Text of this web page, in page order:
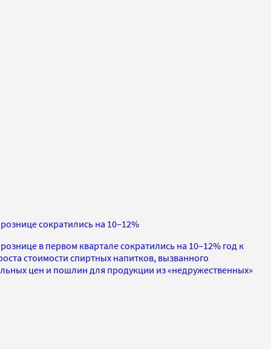
сократились на 10–12%
в первом квартале сократились на 10–12% год к
стоимости спиртных напитков, вызванного
цен и пошлин для продукции из «недружественных»